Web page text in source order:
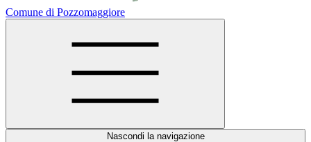
Comune di Pozzomaggiore
Nascondi la navigazione